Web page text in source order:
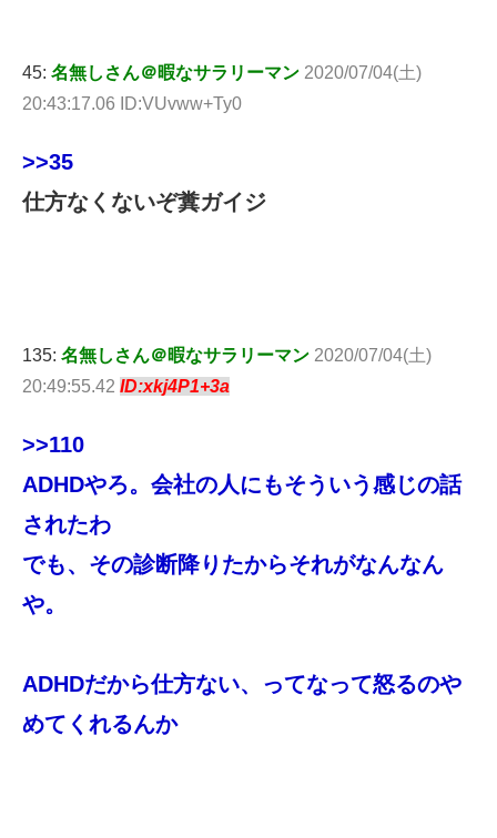
45: 名無しさん＠暇なサラリーマン 2020/07/04(土)
20:43:17.06 ID:VUvww+Ty0
>>35
仕方なくないぞ糞ガイジ
135: 名無しさん＠暇なサラリーマン 2020/07/04(土)
20:49:55.42 ID:xkj4P1+3a
>>110
ADHDやろ。会社の人にもそういう感じの話
されたわ
でも、その診断降りたからそれがなんなん
や。
ADHDだから仕方ない、ってなって怒るのや
めてくれるんか